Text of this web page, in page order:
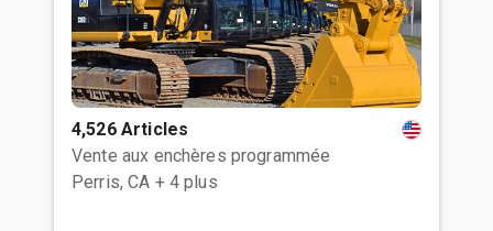
4,526 Articles
Vente aux enchères programmée
Perris, CA + 4 plus